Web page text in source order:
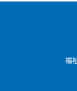
福